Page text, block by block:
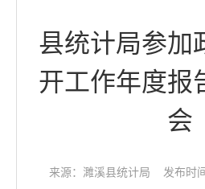
县统计局参加
开工作年度报
会
来源：濉溪县统计局
发布时